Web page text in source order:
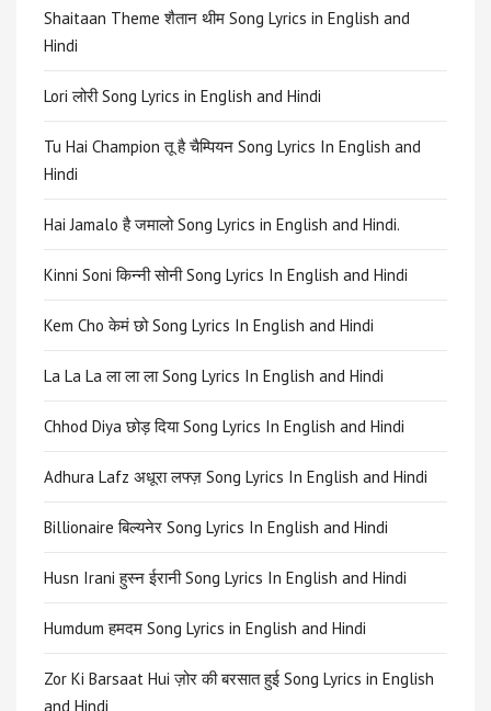
Shaitaan Theme शैतान थीम Song Lyrics in English and
Hindi
Lori लोरी Song Lyrics in English and Hindi
Tu Hai Champion तू है चैम्पियन Song Lyrics In English and
Hindi
Hai Jamalo है जमालो Song Lyrics in English and Hindi.
Kinni Soni किन्नी सोनी Song Lyrics In English and Hindi
Kem Cho केमं छो Song Lyrics In English and Hindi
La La La ला ला ला Song Lyrics In English and Hindi
Chhod Diya छोड़ दिया Song Lyrics In English and Hindi
Adhura Lafz अधूरा लफ्ज़ Song Lyrics In English and Hindi
Billionaire बिल्यनेर Song Lyrics In English and Hindi
Husn Irani हुस्न ईरानी Song Lyrics In English and Hindi
Humdum हमदम Song Lyrics in English and Hindi
Zor Ki Barsaat Hui ज़ोर की बरसात हुई Song Lyrics in English
and Hindi